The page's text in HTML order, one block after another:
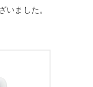
いました。